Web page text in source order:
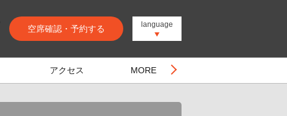
空席確認・予約する language
アクセス MORE